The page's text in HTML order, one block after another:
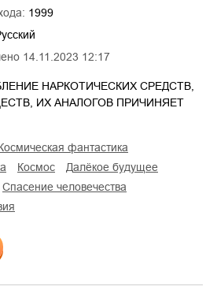
14.11.2023 12:17
1999
НАРКОТИЧЕСКИХ СРЕДСТВ,
ИХ АНАЛОГОВ ПРИЧИНЯЕТ
космическая фантастика
космос
далёкое будущее
спасение человечества